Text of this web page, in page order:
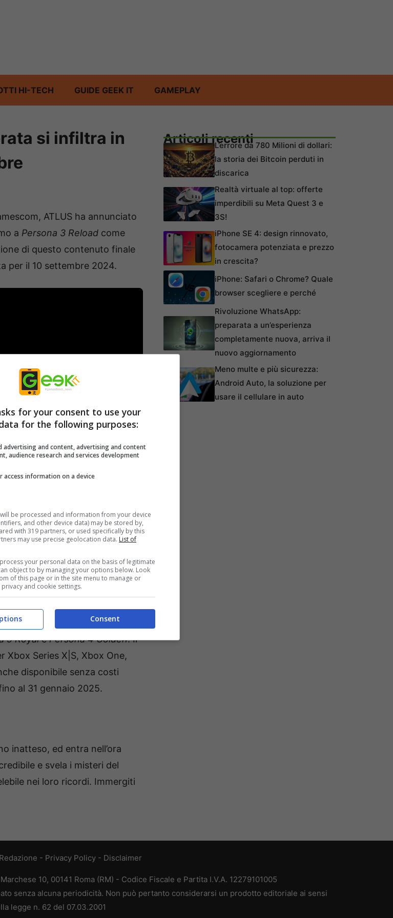
HI-TECH GUIDE GEEK IT GAMEPLAY
si infiltra in
ATLUS ha annunciato
a Persona 3 Reload come
di questo contenuto finale
per il 10 settembre 2024.
con il ragazzo
sotto forma di un
diPersona 5. Lo scontro
, un importante DLC
la storia diPersona 3
Aigis -The Answer-, il Set
5 RoyalePersona 4 Golden. Il
Xbox Series X|S, Xbox One,
disponibile senza costi
al 31 gennaio 2025.
inatteso, ed entra nell’ora
e svela i misteri del
nei loro ricordi. Immergiti
Articoli recentiL’errore da 780 Milioni di dollari:
la storia dei Bitcoin perduti in
discarica
Realtà virtuale al top: offerte
imperdibili su Meta Quest 3 e
3S!
iPhone SE 4: design rinnovato,
fotocamera potenziata e prezzo
in crescita?
iPhone: Safari o Chrome? Quale
browser scegliere e perché
Rivoluzione WhatsApp:
preparata a un’esperienza
completamente nuova, arriva il
nuovo aggiornamento
Meno multe e più sicurezza:
Android Auto, la soluzione per
usare il cellulare in auto
Redazione - Privacy Policy - Disclaimer
10, 00141 Roma (RM) - Codice Fiscale e Partita I.V.A. 12279101005
senza alcuna periodicità. Non può pertanto considerarsi un prodotto editoriale ai sensi
legge n. 62 del 07.03.2001
for your consent to use your
for the following purposes:
advertising and content, advertising and content
audience research and services development
access information on a device
be processed and information from your device
and other device data) may be stored by,
with 319 partners, or used specifically by this
may use precise geolocation data. List of
your personal data on the basis of legitimate
object to by managing your options below. Look
of this page or in the site menu to manage or
and cookie settings.
Consent